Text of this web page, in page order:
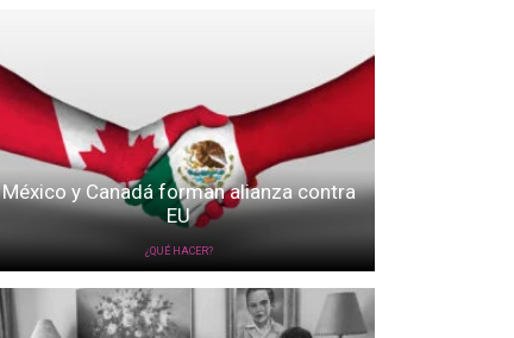
México y Canadá forman alianza contra
EU
¿QUÉ HACER?